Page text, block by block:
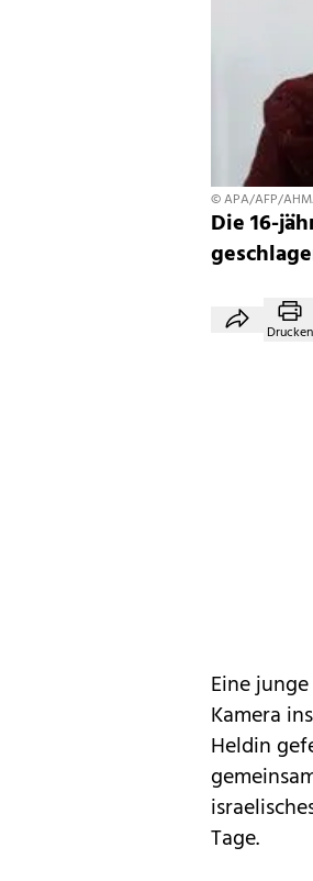
© APA/AFP/
Die 16-
Drucken
Eine
Kamera
Heldin
Tage.